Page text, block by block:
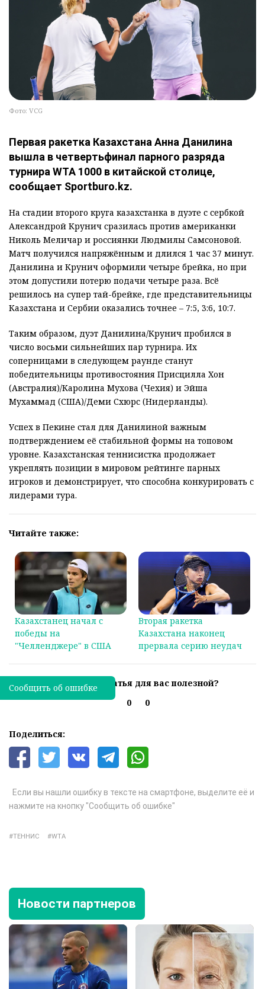
Фото: VCG
Первая ракетка Казахстана Анна Данилина
вышла в четвертьфинал парного разряда
турнира WTA 1000 в китайской столице,
сообщает Sportburo.kz.
На стадии второго круга казахстанка в дуэте с сербкой
Александрой Крунич сразилась против американки
Николь Меличар и россиянки Людмилы Самсоновой.
Матч получился напряжённым и длился 1 час 37 минут.
Данилина и Крунич оформили четыре брейка, но при
этом допустили потерю подачи четыре раза. Всё
решилось на супер тай-брейке, где представительницы
Казахстана и Сербии оказались точнее – 7:5, 3:6, 10:7.
Таким образом, дуэт Данилина/Крунич пробился в
число восьми сильнейших пар турнира. Их
соперницами в следующем раунде станут
победительницы противостояния Присцилла Хон
(Австралия)/Каролина Мухова (Чехия) и Эйша
Мухаммад (США)/Деми Схюрс (Нидерланды).
Успех в Пекине стал для Данилиной важным
подтверждением её стабильной формы на топовом
уровне. Казахстанская теннисистка продолжает
укреплять позиции в мировом рейтинге парных
игроков и демонстрирует, что способна конкурировать с
лидерами тура.
Читайте также:
Казахстанец начал с
победы на
"Челленджере" в США
Вторая ракетка
Казахстана наконец
прервала серию неудач
Была ли эта статья для вас полезной?
0
0
Поделиться:
Если вы нашли ошибку в тексте на смартфоне, выделите её и
нажмите на кнопку "Сообщить об ошибке"
ТЕННИС WTA
Сообщить об ошибке
Новости партнеров